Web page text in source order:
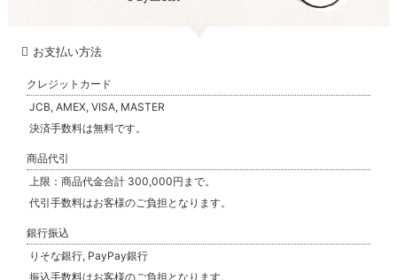
お支払い方法
クレジットカード
JCB, AMEX, VISA, MASTER
決済手数料は無料です。
商品代引
上限：商品代金合計 300,000円まで。
代引手数料はお客様のご負担となります。
銀行振込
りそな銀行, PayPay銀行
振込手数料はお客様のご負担となります。